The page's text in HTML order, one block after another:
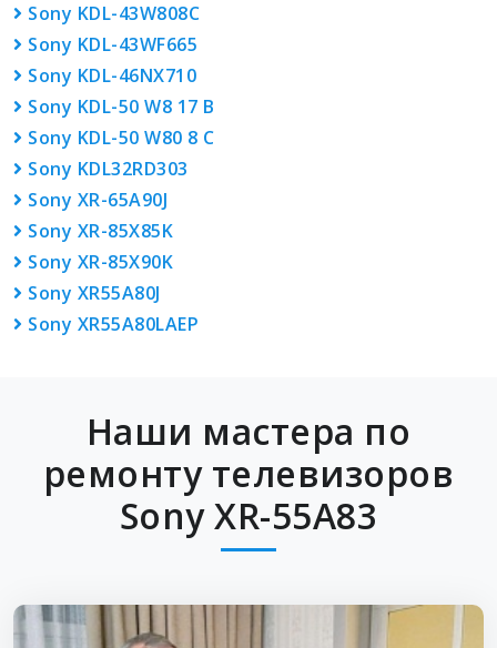
Sony KDL-43W808C
Sony KDL-43WF665
Sony KDL-46NX710
Sony KDL-50 W8 17 B
Sony KDL-50 W80 8 C
Sony KDL32RD303
Sony XR-65A90J
Sony XR-85X85K
Sony XR-85X90K
Sony XR55A80J
Sony XR55A80LAEP
Наши мастера по
ремонту телевизоров
Sony XR-55A83